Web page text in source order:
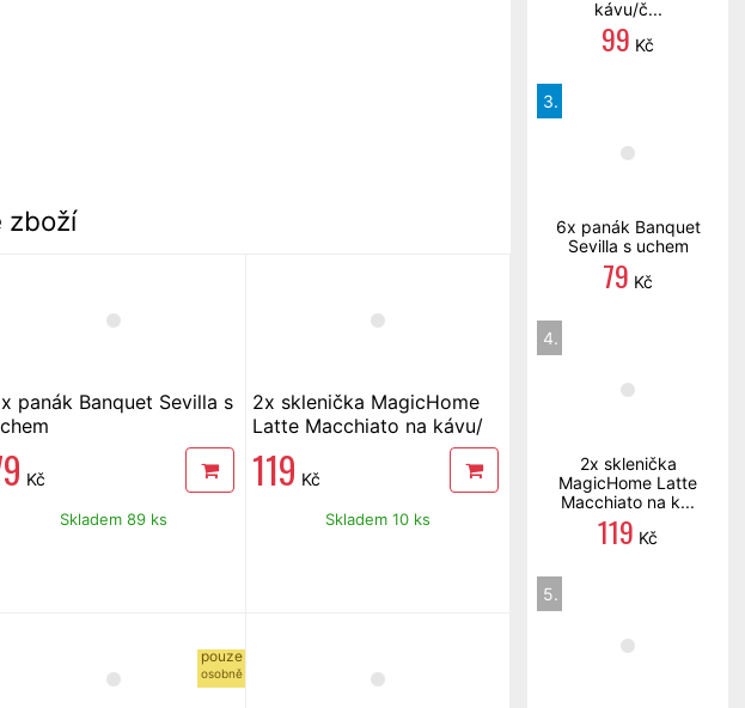
zboží
panák Banquet Sevilla s
Kč
Skladem 89 ks
2x sklenička MagicHome
Latte Macchiato na kávu/
čaj 380 ml dvoustěnná
119 Kč
Skladem 10 ks
pouze
osobně
kávu/č...
99 Kč
3.
6x panák Banquet
Sevilla s uchem
79 Kč
4.
2x sklenička
MagicHome Latte
Macchiato na k...
119 Kč
5.